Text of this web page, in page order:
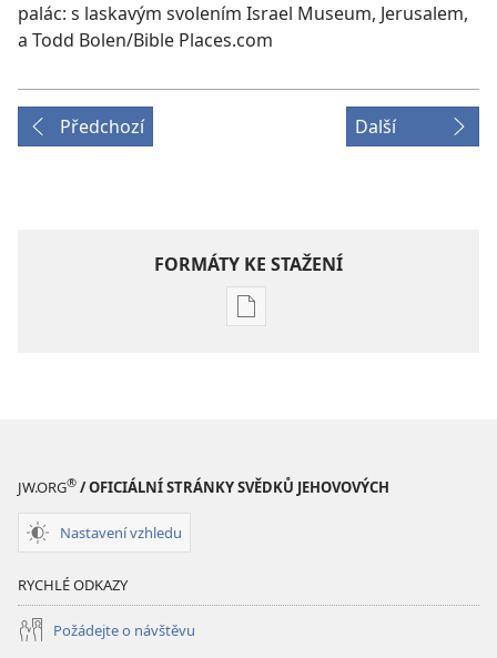
palác: s laskavým svolením Israel Museum, Jerusalem,
a Todd Bolen/Bible Places.com
Předchozí Další
FORMÁTY KE STAŽENÍ
Formáty
Září 2009
JW.ORG® / OFICIÁLNÍ STRÁNKY SVĚDKŮ JEHOVOVÝCH
Nastavení vzhledu
RYCHLÉ ODKAZY
Požádejte o návštěvu